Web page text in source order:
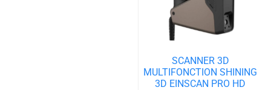
SCANNER 3D
MULTIFONCTION SHINING
3D EINSCAN PRO HD